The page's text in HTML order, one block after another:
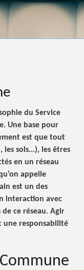
du Service
Une base pour
est que tout
les sols...), les êtres
en un réseau
appelle
est un des
interaction avec
ce réseau. Agir
une responsabilité